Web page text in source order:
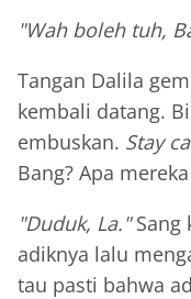
"Wah boleh tuh,
Tangan Dalila
kembali datang.
embuskan. Stay
Bang? Apa
"Duduk, La."Sang
adiknya lalu
tau pasti bahwa